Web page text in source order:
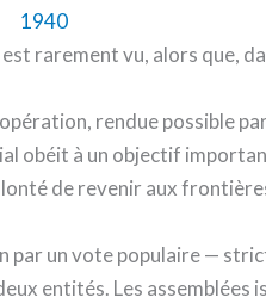
rarement vu, alors que,
rendue possible
obéit à un objectif
de revenir aux
par un vote populaire —
entités. Les assemblées